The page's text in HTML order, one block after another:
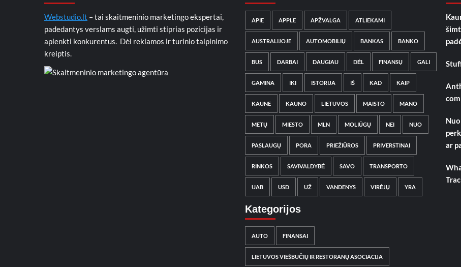
Webstudio.lt – tai skaitmeninio marketingo ekspertai,
padedantys verslams augti, užimti stiprias pozicijas ir
aplenkti konkurentus. Dėl reklamos ir turinio talpinimo
kreiptis.
APIE APPLE APŽVALGA ATLIEKAMI
AUSTRALIJOJE AUTOMOBILIŲ BANKAS BANKO
BUS DARBAI DAUGIAU DĖL FINANSŲ GALI
GAMINA IKI ISTORIJA IŠ KAD KAIP
KAUNE KAUNO LIETUVOS MAISTO MANO
METŲ MIESTO MLN MOLIŪGŲ NEI NUO
PASLAUGŲ PORA PRIEŽIŪROS PRIVERSTINAI
RINKOS SAVIVALDYBĖ SAVO TRANSPORTO
UAB USD UŽ VANDENYS VIRĖJŲ YRA
Kategorijos
AUTO FINANSAI
LIETUVOS VIEŠBUČIŲ IR RESTORANŲ ASOCIACIJA
ar